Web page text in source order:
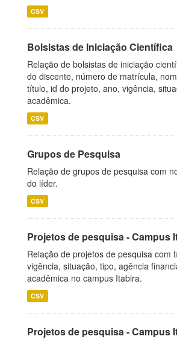
CSV
Bolsistas de Iniciação Científica
Relação de bolsistas de iniciação
do discente, número de matrícula,
título, id do projeto, ano, vigência,
acadêmica.
CSV
Grupos de Pesquisa
Relação de grupos de pesquisa com
do líder.
CSV
Projetos de pesquisa - Campus
Relação de projetos de pesquisa com
vigência, situação, tipo, agência
acadêmica no campus Itabira.
CSV
Projetos de pesquisa - Campus